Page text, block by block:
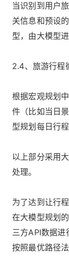
当识别到用户
关信息和预设
型，由大模型
2.4、旅游行程
根据宏观规划
件（比如当日
型规划每日行
以上部分采用
处理。
为了达到让行
在大模型规划
三方API数据
按照最优路径